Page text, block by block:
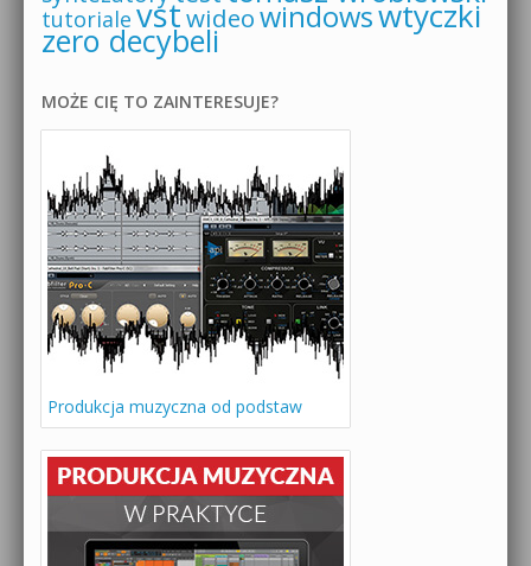
tutoriale vstwideowindowswtyczki
zero decybeli
MOŻE CIĘ TO ZAINTERESUJE?
Produkcja muzyczna od podstaw